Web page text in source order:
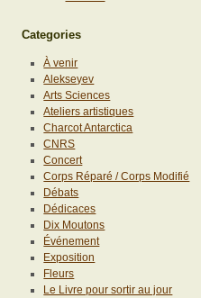
Categories
À venir
Alekseyev
Arts Sciences
Ateliers artistiques
Charcot Antarctica
CNRS
Concert
Corps Réparé / Corps Modifié
Débats
Dédicaces
Dix Moutons
Événement
Exposition
Fleurs
Le Livre pour sortir au jour